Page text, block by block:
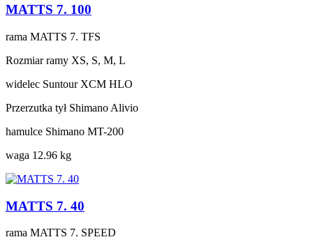
MATTS 7. 100
rama MATTS 7. TFS
Rozmiar ramy XS, S, M, L
widelec Suntour XCM HLO
Przerzutka tył Shimano Alivio
hamulce Shimano MT-200
waga 12.96 kg
MATTS 7. 40
rama MATTS 7. SPEED